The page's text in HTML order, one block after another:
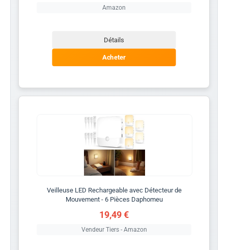
Amazon
Détails
Acheter
Veilleuse LED Rechargeable avec Détecteur de
Mouvement - 6 Pièces Daphomeu
19,49 €
Vendeur Tiers - Amazon